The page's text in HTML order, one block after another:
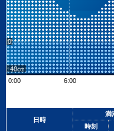
0
-40
0:00
6:00
+
日時
満
時刻